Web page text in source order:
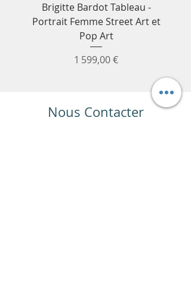
Brigitte Bardot Tableau -
Portrait Femme Street Art et
Pop Art
Prix
1 599,00 €
Nous Contacter